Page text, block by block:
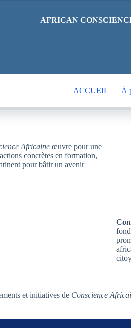
AFRICAN
ACCUEIL À
Africaine œuvre pour une
concrètes en formation,
pour bâtir un avenir
et initiatives de Conscience